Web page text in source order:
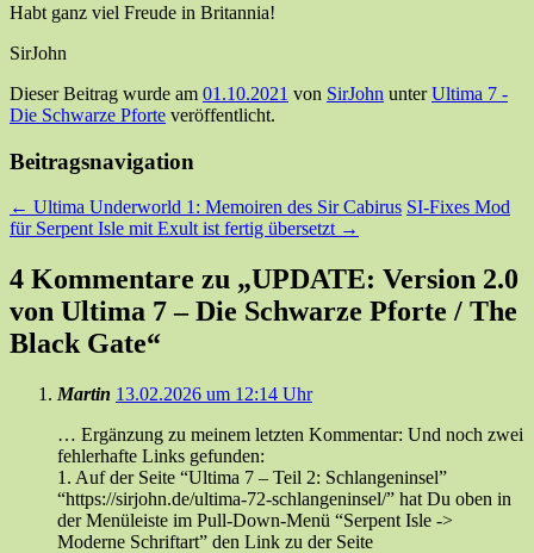
Habt ganz viel Freude in Britannia!
SirJohn
Dieser Beitrag wurde am 01.10.2021 von SirJohn unterUltima 7 -
Die Schwarze Pforte veröffentlicht.
Beitragsnavigation
← Ultima Underworld 1: Memoiren des Sir Cabirus SI-Fixes Mod
für Serpent Isle mit Exult ist fertig übersetzt →
4 Kommentare zu „UPDATE: Version 2.0
von Ultima 7 – Die Schwarze Pforte / The
Black Gate“
Martin 13.02.2026 um 12:14 Uhr
… Ergänzung zu meinem letzten Kommentar: Und noch zwei
fehlerhafte Links gefunden:
1. Auf der Seite “Ultima 7 – Teil 2: Schlangeninsel”
“https://sirjohn.de/ultima-72-schlangeninsel/” hat Du oben in
der Menüleiste im Pull-Down-Menü “Serpent Isle ->
Moderne Schriftart” den Link zu der Seite